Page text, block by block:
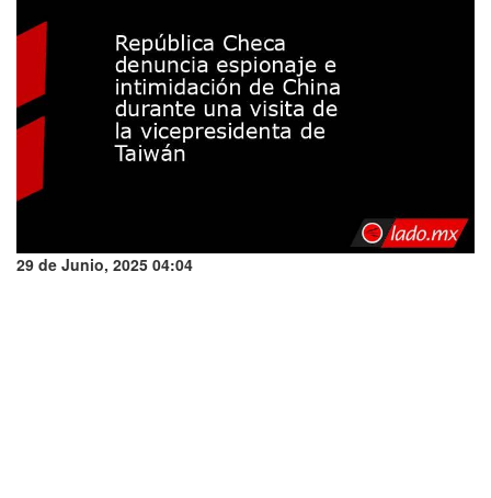
29 de Junio, 2025 04:04